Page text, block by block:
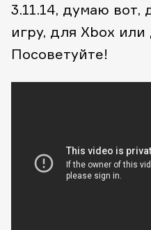
3.11.14, думаю вот,
игру, для Xbox или
Посоветуйте!